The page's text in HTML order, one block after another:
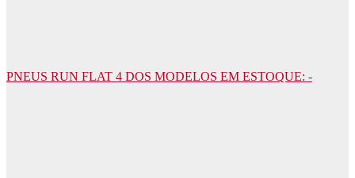
PNEUS RUN FLAT 4 DOS MODELOS EM ESTOQUE: -